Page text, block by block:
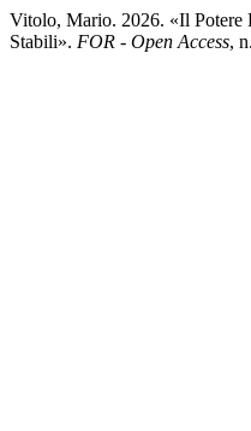
Vitolo, Mario. 2026. «Il Potere
Stabili». FOR - Open Access,